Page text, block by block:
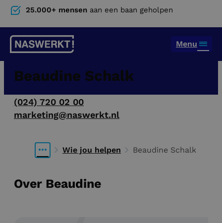
25.000+ mensen aan een baan geholpen
Menu
Beaudine Schalk
(024) 720 02 00
marketing@naswerkt.nl
Wie jou helpen Beaudine Schalk
Over Beaudine